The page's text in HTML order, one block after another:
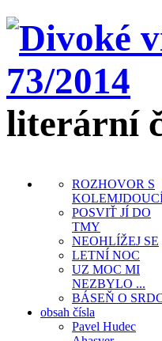
literární
ROZHOVOR S
POSVIŤ JÍ DO
TMY
NEOHLÍŽEJ SE
LETNÍ NOC
UZ MOC MI
NEZBYLO ...
BÁSEŇ O
obsah čísla
Pavel Hudec